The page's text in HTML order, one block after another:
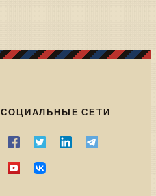
СОЦИАЛЬНЫЕ СЕТИ